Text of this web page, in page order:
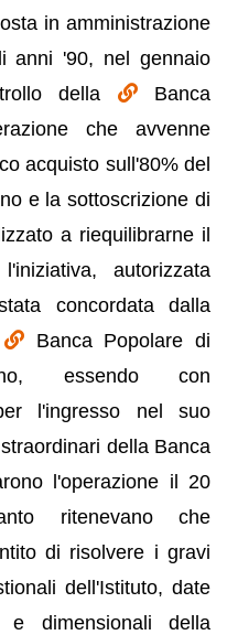
in amministrazione
anni '90, nel gennaio
della
Banca
che avvenne
acquisto sull'80% del
e la sottoscrizione di
a riequilibrarne il
autorizzata
concordata dalla
Banca Popolare di
essendo con
l'ingresso nel suo
della Banca
l'operazione il 20
ritenevano che
di risolvere i gravi
dell'Istituto, date
e dimensionali della